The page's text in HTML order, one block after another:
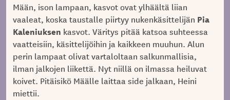
Mään, ison lampaan, kasvot ovat ylhäältä liian
vaaleat, koska taustalle piirtyy nukenkäsittelijän Pia
Kaleniuksen kasvot. Väritys pitää katsoa suhteessa
vaatteisiin, käsittelijöihin ja kaikkeen muuhun. Alun
perin lampaat olivat vartaloltaan salkunmallisia,
ilman jalkojen liikettä. Nyt niillä on ilmassa heiluvat
koivet. Pitäisikö Määlle laittaa side jalkaan, Heini
miettii.